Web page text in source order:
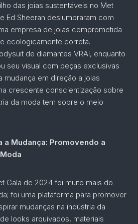
das joias sustentáveis no Met
Ed Sheeran deslumbraram com
empresa de joias comprometida
ecologicamente correta.
de diamantes VRAI, enquanto
seu visual com peças exclusivas
mudança em direção a joias
crescente conscientização sobre
da moda tem sobre o meio
a Mudança: Promovendo a
Gala de 2024 foi muito mais do
foi uma plataforma para promover
mudanças na indústria da
looks arquivados, materiais